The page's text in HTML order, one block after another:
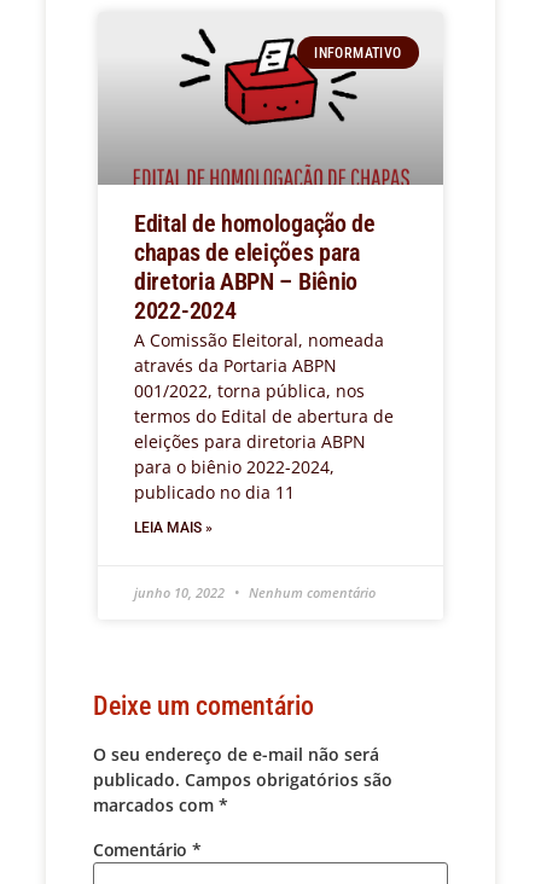
INFORMATIVO
Edital de homologação de
chapas de eleições para
diretoria ABPN – Biênio
2022-2024
A Comissão Eleitoral, nomeada
através da Portaria ABPN
001/2022, torna pública, nos
termos do Edital de abertura de
eleições para diretoria ABPN
para o biênio 2022-2024,
publicado no dia 11
LEIA MAIS »
junho 10, 2022 Nenhum comentário
Deixe um comentário
O seu endereço de e-mail não será
publicado. Campos obrigatórios são
marcados com *
Comentário *